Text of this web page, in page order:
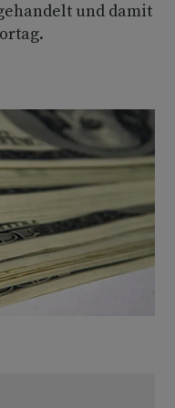
und damit